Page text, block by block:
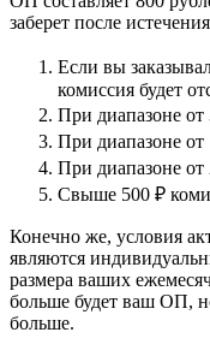
заберет после
Если вы
комиссия будет
При диапазоне
При диапазоне
При диапазоне
Свыше 500 ₽
Конечно же, условия
являются
размера ваших
больше будет ваш ОП,
больше.